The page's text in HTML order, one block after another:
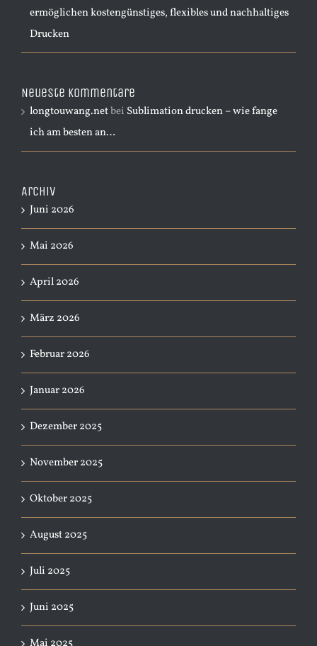
ermöglichen kostengünstiges, flexibles und nachhaltiges
Drucken
Neueste Kommentare
longtouwang.netbei Sublimation drucken – wie fange
ich am besten an…
Archiv
Juni 2026
Mai 2026
April 2026
März 2026
Februar 2026
Januar 2026
Dezember 2025
November 2025
Oktober 2025
August 2025
Juli 2025
Juni 2025